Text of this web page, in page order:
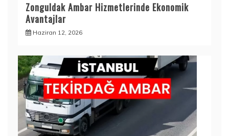
Zonguldak Ambar Hizmetlerinde Ekonomik
Avantajlar
Haziran 12, 2026